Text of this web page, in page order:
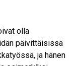
olla
päivittäisissä
ja hänen